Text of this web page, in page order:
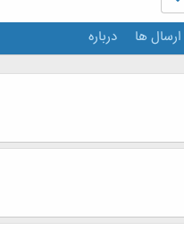
ارسال ها درباره